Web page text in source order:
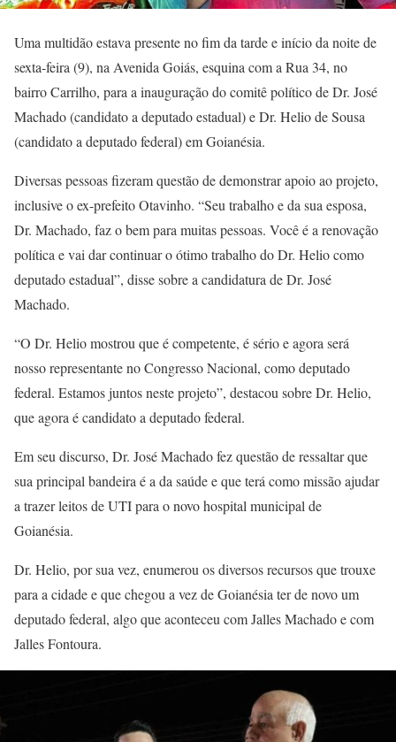
Uma multidão estava presente no fim da tarde e início da noite de
sexta-feira (9), na Avenida Goiás, esquina com a Rua 34, no
bairro Carrilho, para a inauguração do comitê político de Dr. José
Machado (candidato a deputado estadual) e Dr. Helio de Sousa
(candidato a deputado federal) em Goianésia.
Diversas pessoas fizeram questão de demonstrar apoio ao projeto,
inclusive o ex-prefeito Otavinho. “Seu trabalho e da sua esposa,
Dr. Machado, faz o bem para muitas pessoas. Você é a renovação
política e vai dar continuar o ótimo trabalho do Dr. Helio como
deputado estadual”, disse sobre a candidatura de Dr. José
Machado.
“O Dr. Helio mostrou que é competente, é sério e agora será
nosso representante no Congresso Nacional, como deputado
federal. Estamos juntos neste projeto”, destacou sobre Dr. Helio,
que agora é candidato a deputado federal.
Em seu discurso, Dr. José Machado fez questão de ressaltar que
sua principal bandeira é a da saúde e que terá como missão ajudar
a trazer leitos de UTI para o novo hospital municipal de
Goianésia.
Dr. Helio, por sua vez, enumerou os diversos recursos que trouxe
para a cidade e que chegou a vez de Goianésia ter de novo um
deputado federal, algo que aconteceu com Jalles Machado e com
Jalles Fontoura.